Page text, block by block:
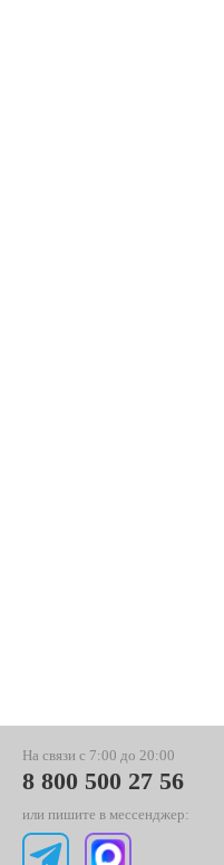
На связи с 7:00 до 20:00
8 800 500 27 56
или пишите в мессенджер: